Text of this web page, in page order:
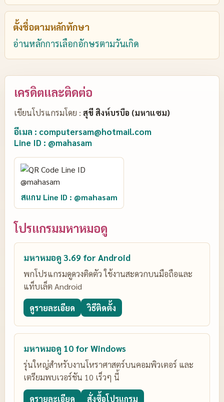
ตั้งชื่อตามหลักทักษา
อ่านหลักการเลือกอักษรตามวันเกิด
เครดิตและติดต่อ
เขียนโปรแกรมโดย : สุขี สิงห์บรบือ (มหาแซม)
อีเมล : computersam@hotmail.com
Line ID : @mahasam
สแกน Line ID : @mahasam
โปรแกรมมหาหมอดู
มหาหมอดู 3.69 for Android
พกโปรแกรมดูดวงติดตัว ใช้งานสะดวกบนมือถือและ
แท็บเล็ต Android
ดูรายละเอียด วิธีติดตั้ง
มหาหมอดู 10 for Windows
รุ่นใหญ่สำหรับงานโหราศาสตร์บนคอมพิวเตอร์ และ
เตรียมพบเวอร์ชัน 10 เร็วๆ นี้
ดูรายละเอียด สั่งซื้อโปรแกรม